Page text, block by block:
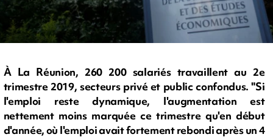
À La Réunion, 260 200 salariés travaillent au 2e
trimestre 2019, secteurs privé et public confondus. "Si
l'emploi reste dynamique, l'augmentation est
nettement moins marquée ce trimestre qu'en début
d'année, où l'emploi avait fortement rebondi après un 4